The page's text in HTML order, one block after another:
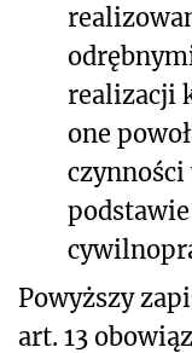
realizacji
one
Powyższy
art. 13